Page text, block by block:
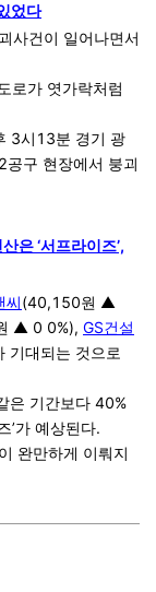
었다
사건이 일어나면서
로가 엿가락처럼
3시13분 경기 광
구 현장에서 붕괴
은 ‘서프라이즈’,
씨(40,150원 ▲
▲ 0 0%), GS건설
대되는 것으로
은 기간보다 40%
’가 예상된다.
완만하게 이뤄지